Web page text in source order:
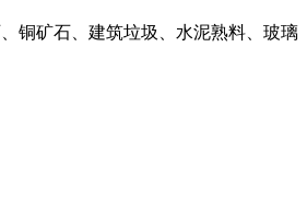
铜矿石、建筑垃圾、水泥熟料、玻璃